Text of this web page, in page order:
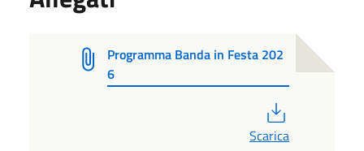
Programma Banda in Festa 202
6
Scarica